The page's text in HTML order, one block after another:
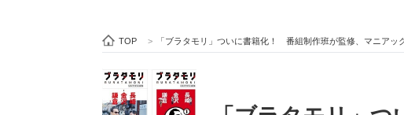
ビジネスと働き方のヒント
TOP > 「ブラタモリ」ついに書籍化！ 番組制作班が監修、マニアッ